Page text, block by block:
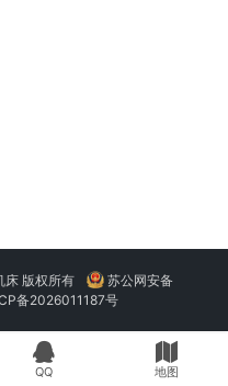
版权所有
苏公网安备
备2026011187号
QQ 地图